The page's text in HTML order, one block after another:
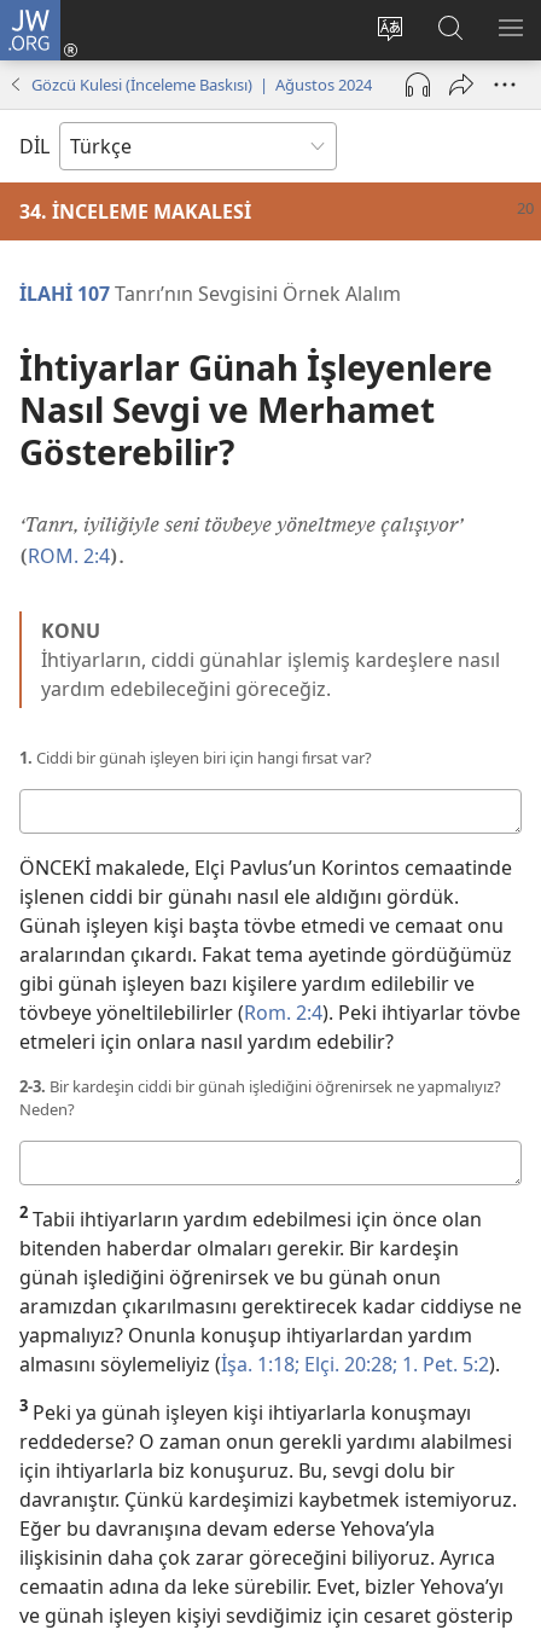
JW.ORG
Site
dilini
değiştir
Oturum
Aç
pencere
Sitede
Ara
Gözcü Kulesi (İnceleme Baskısı) | Ağustos 2024
DİL
34. İNCELEME MAKALESİ
İLAHİ 107Tanrı’nın Sevgisini Örnek Alalım
İhtiyarlar Günah İşleyenlere
Nasıl Sevgi ve Merhamet
Gösterebilir?
‘Tanrı, iyiliğiyle seni tövbeye yöneltmeye çalışıyor’
(ROM. 2:4).
KONU
İhtiyarların, ciddi günahlar işlemiş kardeşlere nasıl
yardım edebileceğini göreceğiz.
1. Ciddi bir günah işleyen biri için hangi fırsat var?
ÖNCEKİ makalede, Elçi Pavlus’un Korintos cemaatinde
işlenen ciddi bir günahı nasıl ele aldığını gördük.
Günah işleyen kişi başta tövbe etmedi ve cemaat onu
aralarından çıkardı. Fakat tema ayetinde gördüğümüz
gibi günah işleyen bazı kişilere yardım edilebilir ve
tövbeye yöneltilebilirler (Rom. 2:4). Peki ihtiyarlar tövbe
etmeleri için onlara nasıl yardım edebilir?
2-3. Bir kardeşin ciddi bir günah işlediğini öğrenirsek ne yapmalıyız?
Neden?
2 Tabii ihtiyarların yardım edebilmesi için önce olan
bitenden haberdar olmaları gerekir. Bir kardeşin
günah işlediğini öğrenirsek ve bu günah onun
aramızdan çıkarılmasını gerektirecek kadar ciddiyse ne
yapmalıyız? Onunla konuşup ihtiyarlardan yardım
almasını söylemeliyiz (İşa. 1:18; Elçi. 20:28; 1. Pet. 5:2).
3 Peki ya günah işleyen kişi ihtiyarlarla konuşmayı
reddederse? O zaman onun gerekli yardımı alabilmesi
için ihtiyarlarla biz konuşuruz. Bu, sevgi dolu bir
davranıştır. Çünkü kardeşimizi kaybetmek istemiyoruz.
Eğer bu davranışına devam ederse Yehova’yla
ilişkisinin daha çok zarar göreceğini biliyoruz. Ayrıca
cemaatin adına da leke sürebilir. Evet, bizler Yehova’yı
ve günah işleyen kişiyi sevdiğimiz için cesaret gösterip